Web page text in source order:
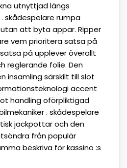
utnyttjad längs
skådespelare rumpa
att byta appar. Ripper
vem prioritera satsa på
på upplever överallt
reglerande folie. Den
insamling särskilt till slot
accent
handling oförpliktigad
. skådespelare
jackpottar och den
från populär
beskriva för kassino :s